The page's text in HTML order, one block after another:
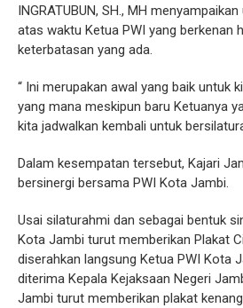
INGRATUBUN, SH., MH
atas waktu Ketua PWI yang berkenan
keterbatasan yang ada.
“ Ini merupakan awal yang baik untuk
yang mana meskipun baru Ketuanya
kita jadwalkan kembali untuk
Dalam kesempatan tersebut, Kajari
bersinergi bersama PWI Kota Jambi.
Usai silaturahmi dan sebagai bentuk
Kota Jambi turut memberikan Plakat
diserahkan langsung Ketua PWI Kota
diterima Kepala Kejaksaan Negeri
Jambi turut memberikan plakat